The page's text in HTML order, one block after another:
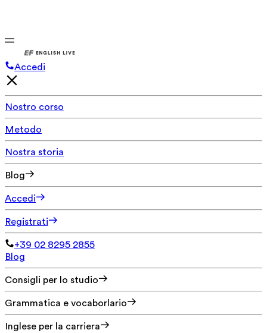
Accedi
Nostro corso
Metodo
Nostra storia
Blog
Accedi
Registrati
+39 02 8295 2855
Blog
Consigli per lo studio
Grammatica e vocaborlario
Inglese per la carriera